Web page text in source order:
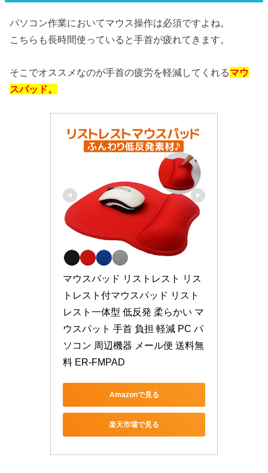
パソコン作業においてマウス操作は必須ですよね。
こちらも長時間使っていると手首が疲れてきます。
そこでオススメなのが手首の疲労を軽減してくれるマウ
スパッド。
マウスパッド リストレスト リス
トレスト付マウスパッド リスト
レスト一体型 低反発 柔らかい マ
ウスパット 手首 負担 軽減 PC パ
ソコン 周辺機器 メール便 送料無
料 ER-FMPAD
Amazonで見る
楽天市場で見る